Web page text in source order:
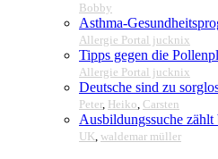
Bobby
Asthma-
Allergie Portal jucknix
Tipps gegen die
Allergie Portal jucknix
Deutsche sind zu
Peter, Heiko, Carsten
Ausbildungssuche zählt
UK, waldemar müller